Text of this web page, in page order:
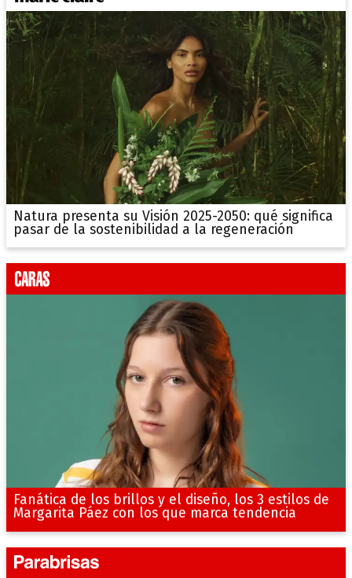
Natura presenta su Visión 2025-2050: qué significa
pasar de la sostenibilidad a la regeneración
Fanática de los brillos y el diseño, los 3 estilos de
Margarita Páez con los que marca tendencia